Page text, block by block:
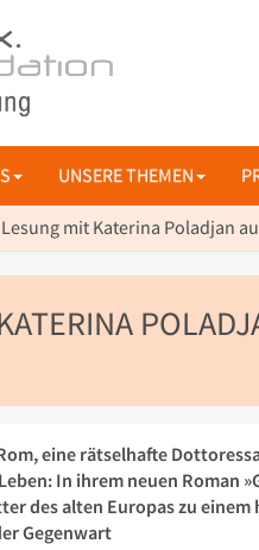
UNSERE THEMEN
Lesung mit Katerina Poladjan
eine rätselhafte
In ihrem neuen Roman
des alten Europas zu einem
Gegenwart